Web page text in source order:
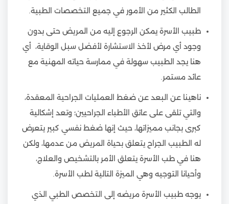
الطالب الكثير من الأمور في جميع التخصصات الطبية.
طبيب الأسرة يمكن الرجوع إليه من المريض حتى بدون
وجود أي مرض لأخذ الاستشارة لأفضل سبل الوقاية، أي
هنا يجد الطبيب سهولة في ممارسة حياته المهنية مع
عائد مستمر.
ناهينا عن البعد عن ضغط العمليات الجراحية المعقدة،
والتي تلقى على عاتق الأطباء الجراحيين؛ وتعد إشكالية
كبرى بجانب مميزاتها، حيث إنها ضغط نفسي كبير يتعرض
له الطبيب الجراح يتعلق بحياة المريض من عدمها، ولكن
هنا في طب الأسرة يتعلق الأمر بالتشخيص والعلاج،
وأحيانا التوجيه وهي الميزة التالية لطب الأسرة.
يوجه طبيب الأسرة مريضه إلى التخصص الطبي الذي